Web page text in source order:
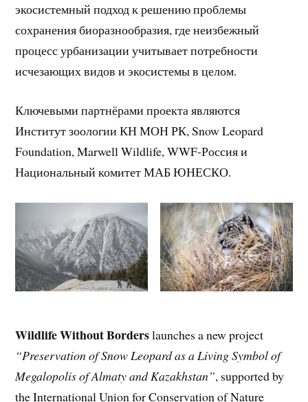
экосистемный подход к решению проблемы
сохранения биоразнообразия, где неизбежный
процесс урбанизации учитывает потребности
исчезающих видов и экосистемы в целом.
Ключевыми партнёрами проекта являются
Институт зоологии КН МОН РК, Snow Leopard
Foundation, Marwell Wildlife, WWF-Россия и
Национальный комитет МАБ ЮНЕСКО.
Wildlife Without Borderslaunches a new project
“Preservation of Snow Leopard as a Living Symbol of
Megalopolis of Almaty and Kazakhstan”, supported by
the International Union for Conservation of Nature